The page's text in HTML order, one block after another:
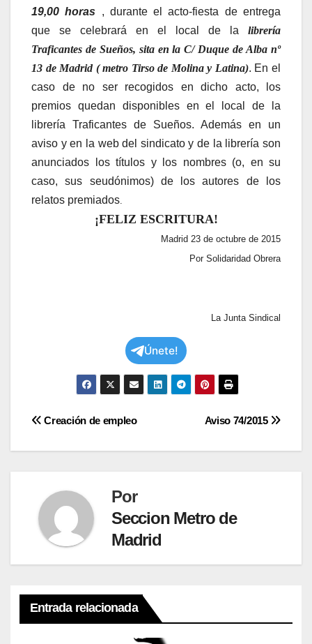
19,00 horas , durante el acto-fiesta de entrega
que se celebrará en el local de la librería
Traficantes de Sueños, sita en la C/ Duque de Alba nº
13 de Madrid ( metro Tirso de Molina y Latina). En el
caso de no ser recogidos en dicho acto, los
premios quedan disponibles en el local de la
librería Traficantes de Sueños. Además en un
aviso y en la web del sindicato y de la librería son
anunciados los títulos y los nombres (o, en su
caso, sus seudónimos) de los autores de los
relatos premiados.
¡FELIZ ESCRITURA!
Madrid 23 de octubre de 2015
Por Solidaridad Obrera
La Junta Sindical
Únete!
Navegación
de
Aviso 74/2015
Creación de empleo
Por
Seccion Metro de
Madrid
Entrada relacionada